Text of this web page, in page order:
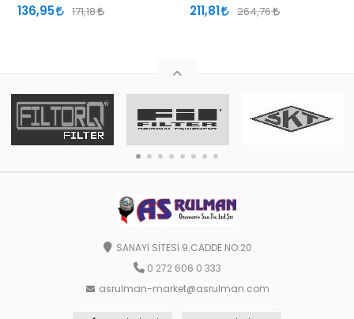
136,95 171,18 211,81 264,76
SANAYİ SİTESİ 9.CADDE NO:20
0 272 606 0 333
asrulman-market@asrulman.com